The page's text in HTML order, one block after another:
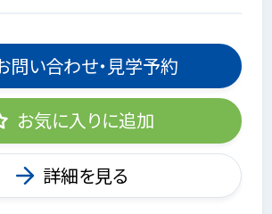
問い合わせ・見学予約
お気に入りに追加
詳細を見る